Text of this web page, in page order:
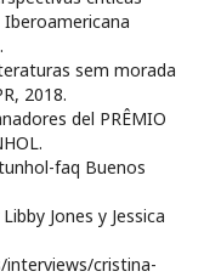
sem morada
2018.
del PRÊMIO
faq Buenos
Jones y Jessica
interviews/cristina-